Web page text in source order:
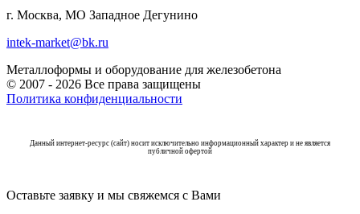
г. Москва, МО Западное Дегунино
intek-market@bk.ru
Металлоформы и оборудование для железобетона
© 2007 - 2026 Все права защищены
Политика конфиденциальности
Данный интернет-ресурс (сайт) носит исключительно информационный характер и не является
публичной офертой
Оставьте заявку и мы свяжемся с Вами